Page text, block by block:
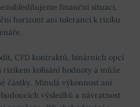
finanční situaci,
horizont ani toleranci k riziku
CFD kontraktů, binárních opcí
kolísání hodnoty a může
částky. Minulá výkonnost ani
výsledků a návratnost